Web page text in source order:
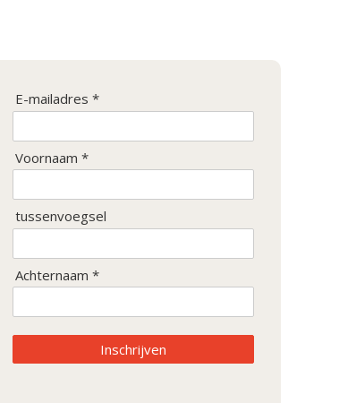
E-mailadres *
Voornaam *
tussenvoegsel
Achternaam *
Inschrijven